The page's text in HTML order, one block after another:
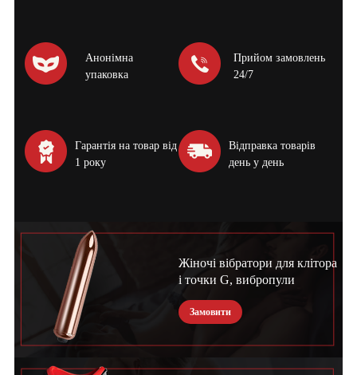
Анонімна
упаковка
Прийом замовлень
24/7
Гарантія на товар від
1 року
Відправка товарів
день у день
Жіночі вібратори для клітора
і точки G, вибропули
Замовити